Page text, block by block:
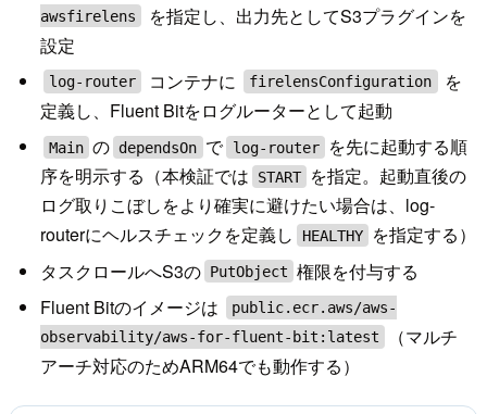
awsfirelens
を指定し、出力先としてS3プラグインを
設定
log-router コンテナに firelensConfiguration
を
定義し、Fluent Bitをログルーターとして起動
Main の dependsOn で log-router
を先に起動する順
序を明示する（本検証では
START
を指定。起動直後の
ログ取りこぼしをより確実に避けたい場合は、log-
routerにヘルスチェックを定義し
HEALTHY
を指定する）
タスクロールへS3の PutObject 権限を付与する
Fluent Bitのイメージは
public.ecr.aws/aws-
observability/aws-for-fluent-bit:latest
（マルチ
アーチ対応のためARM64でも動作する）